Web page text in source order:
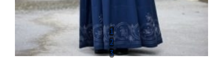
1
2
3